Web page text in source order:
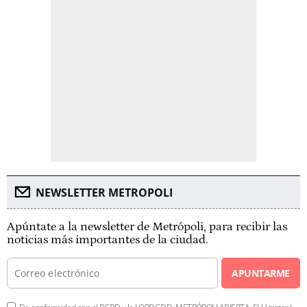
NEWSLETTER METROPOLI
Apúntate a la newsletter de Metrópoli, para recibir las
noticias más importantes de la ciudad.
APUNTARME